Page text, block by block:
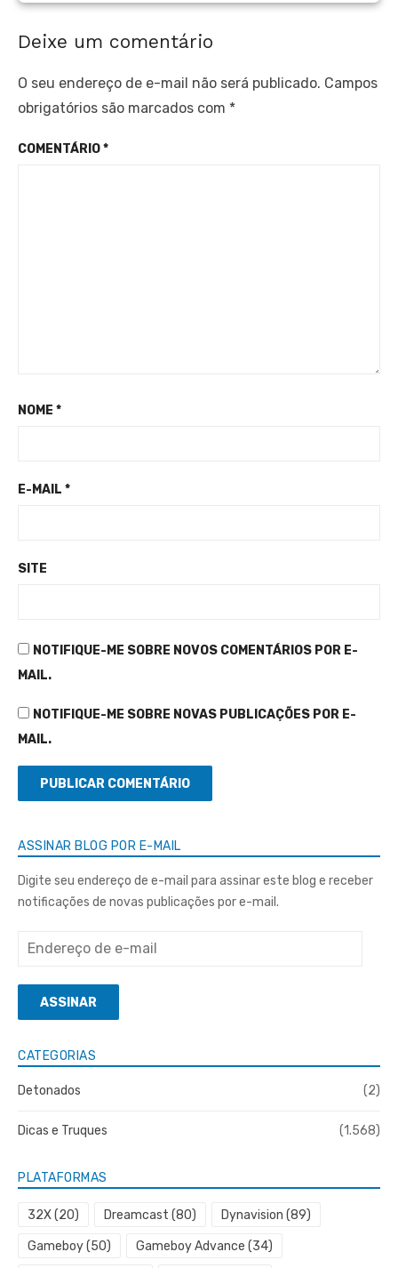
Deixe um comentário
O seu endereço de e-mail não será publicado. Campos
obrigatórios são marcados com *
COMENTÁRIO*
NOME *
E-MAIL *
SITE
NOTIFIQUE-ME SOBRE NOVOS COMENTÁRIOS POR E-
MAIL.
NOTIFIQUE-ME SOBRE NOVAS PUBLICAÇÕES POR E-
MAIL.
ASSINAR BLOG POR E-MAIL
Digite seu endereço de e-mail para assinar este blog e receber
notificações de novas publicações por e-mail.
Endereço
e-
mailASSINAR
CATEGORIAS
Detonados (2)
Dicas e Truques (1.568)
PLATAFORMAS
32X(20) Dreamcast (80) Dynavision (89)
Gameboy(50) Gameboy Advance (34)